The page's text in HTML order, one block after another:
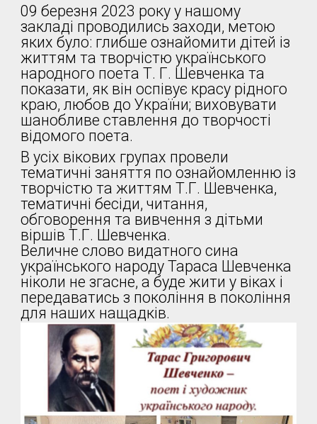
09 березня 2023 року у нашому
закладі проводились заходи, метою
яких було: глибше ознайомити дітей із
життям та творчістю українського
народного поета Т. Г. Шевченка та
показати, як він оспівує красу рідного
краю, любов до України; виховувати
шанобливе ставлення до творчості
відомого поета.
В усіх вікових групах провели
тематичні заняття по ознайомленню із
творчістю та життям Т.Г. Шевченка,
тематичні бесіди, читання,
обговорення та вивчення з дітьми
віршів Т.Г. Шевченка.
Величне слово видатного сина
українського народу Тараса Шевченка
ніколи не згасне, а буде жити у віках і
передаватись з покоління в покоління
для наших нащадків.